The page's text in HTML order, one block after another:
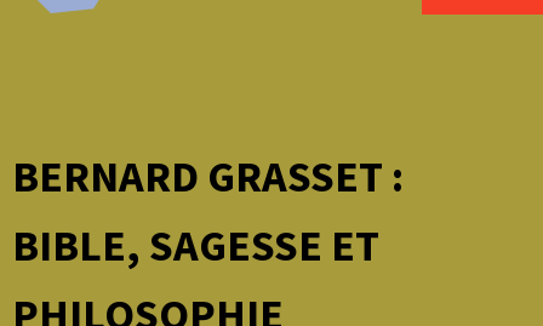
BERNARD GRASSET :
BIBLE, SAGESSE ET
PHILOSOPHIE